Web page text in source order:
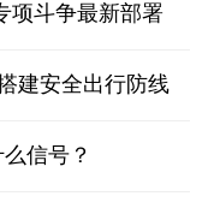
项斗争最新部署
建安全出行防线
信号？